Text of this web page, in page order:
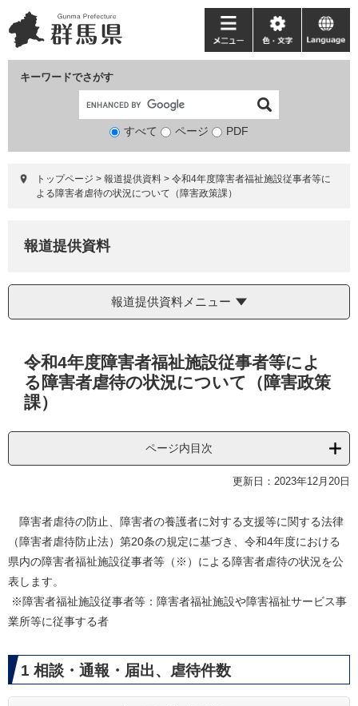
ー
ジ
ニ
ュ
て
キーワードでさがす
検
象
すべて ページ PDF
メ
ニ
ー
色・
文
language
トップページ > 報道提供資料 > 令和4年度障害者福祉施設従事者等に
よる障害者虐待の状況について（障害政策課）
報道提供資料
報道提供資料メニュー
令和4年度障害者福祉施設従事者等によ
る障害者虐待の状況について（障害政策
課）
ページ内目次
更新日：2023年12月20日
障害者虐待の防止、障害者の養護者に対する支援等に関する法律
（障害者虐待防止法）第20条の規定に基づき、令和4年度における
県内の障害者福祉施設従事者等（※）による障害者虐待の状況を公
表します。
​ ※障害者福祉施設従事者等：障害者福祉施設や障害福祉サービス事
業所等に従事する者
1 相談・通報・届出、虐待件数